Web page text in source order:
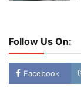
Follow Us On:
Facebook